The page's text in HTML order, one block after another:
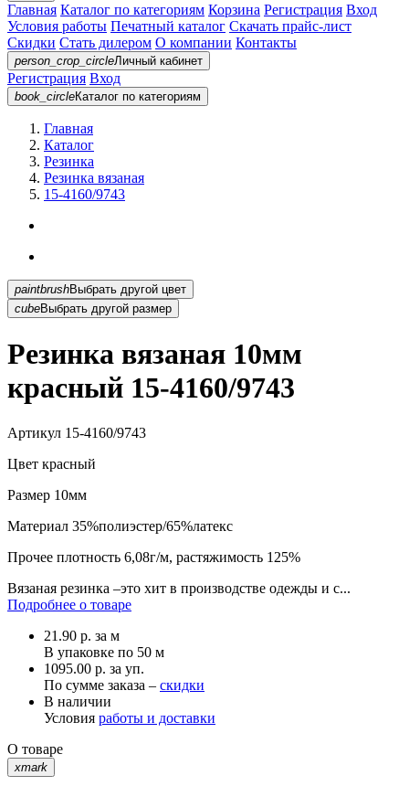
Главная Каталог по категориям Корзина Регистрация Вход
Условия работы Печатный каталог Скачать прайс-лист
Скидки Стать дилером О компании Контакты
person_crop_circleЛичный кабинет
Регистрация Вход
book_circleКаталог по категориям
Главная
Каталог
Резинка
Резинка вязаная
15-4160/9743
paintbrush
Выбрать другой цвет
cubeВыбрать другой размер
Резинка вязаная 10мм
красный 15-4160/9743
Артикул 15-4160/9743
Цвет красный
Размер 10мм
Материал 35%полиэстер/65%латекс
Прочее плотность 6,08г/м, растяжимость 125%
Вязаная резинка –это хит в производстве одежды и с...
Подробнее о товаре
21.90 р. за м
В упаковке по 50 м
1095.00 р. за уп.
По сумме заказа – скидки
В наличии
Условия работы и доставки
О товаре
xmark